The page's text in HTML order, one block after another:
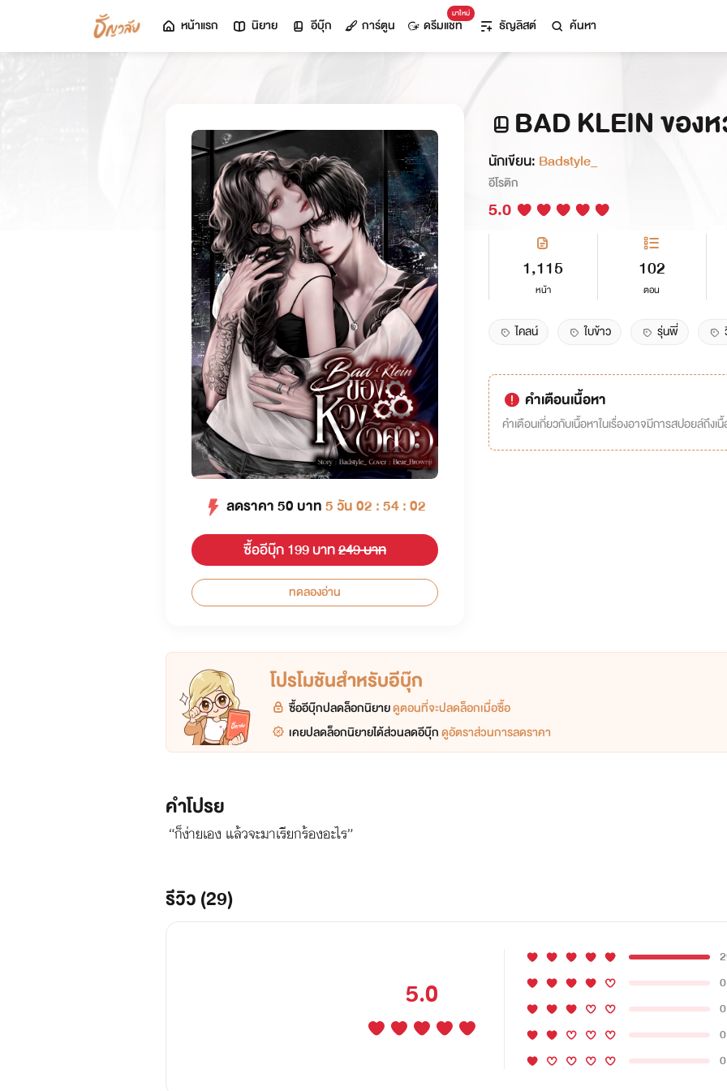
หน้าแรก นิยาย อีบุ๊ก การ์ตูน
มาใหม่
ดรีมแชท ธัญลิสต์ ค้นหา
ลดราคา50 บาท5 วัน 02 : 54 : 02
ซื้ออีบุ๊ก 199 บาท249 บาท
ทดลองอ่าน
BAD KLEIN ของ
นักเขียน: Badstyle_
อีโรติก
5.0
1,115
หน้า
102
ตอน
ไคลน์ ใบข้าว รุ่นพี่
คำเตือนเนื้อหา
คำเตือนเกี่ยวกับเนื้อหาในเรื่องอาจมีการสปอยล์ถึงเ
โปรโมชันสำหรับอีบุ๊ก
ซื้ออีบุ๊กปลดล็อกนิยายดูตอนที่จะปลดล็อกเมื่อซื้อ
เคยปลดล็อกนิยายได้ส่วนลดอีบุ๊กดูอัตราส่วนการลดราคา
คำโปรย
“ก็ง่ายเอง แล้วจะมาเรียกร้องอะไร”
รีวิว (29)
5.0
0
0
0
0